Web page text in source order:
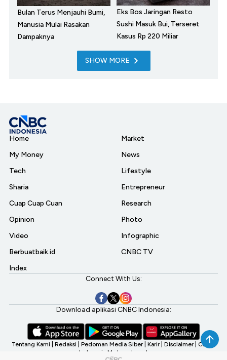
Bulan Terus Menjauhi Bumi,
Manusia Mulai Rasakan
Dampaknya
Eks Bos Jaringan Resto
Sushi Masuk Bui, Terseret
Kasus Rp 220 Miliar
SHOW MORE
Home
My Money
Tech
Sharia
Cuap Cuap Cuan
Opinion
Video
Berbuatbaik.id
Index
Market
News
Lifestyle
Entrepreneur
Research
Photo
Infographic
CNBC TV
Connect With Us:
Download aplikasi CNBC Indonesia:
Tentang Kami Redaksi Pedoman Media Siber Karir Disclaimer CNBC
Indonesia My Investment